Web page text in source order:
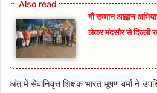
गौ सम्मान आह्वान
लेकर मंदसौर से दिल्ली
अंत में सेवानिवृत्त शिक्षक भारत भूषण वर्मा ने